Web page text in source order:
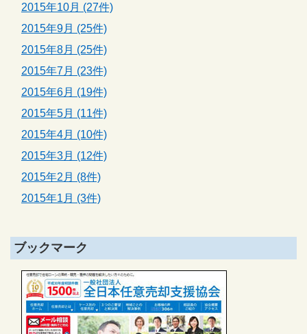
2015年10月 (27件)
2015年9月 (25件)
2015年8月 (25件)
2015年7月 (23件)
2015年6月 (19件)
2015年5月 (11件)
2015年4月 (10件)
2015年3月 (12件)
2015年2月 (8件)
2015年1月 (3件)
ブックマーク